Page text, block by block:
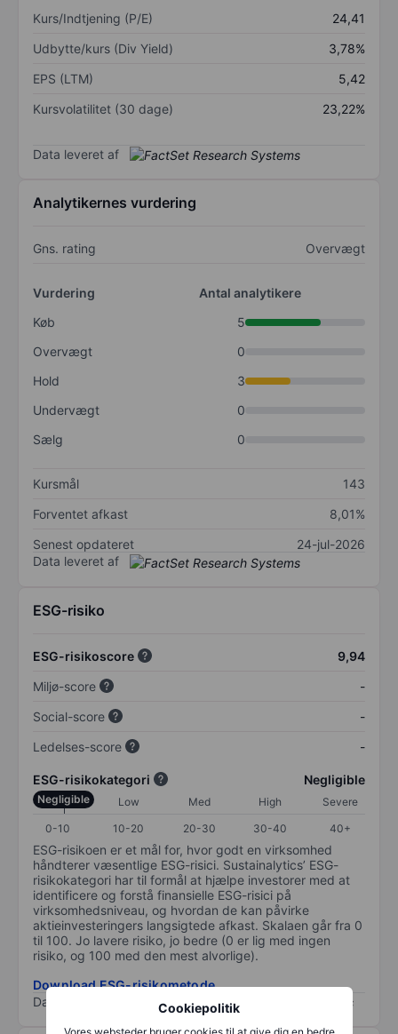
Cookiepolitik
Kurs/Indtjening (P/E)
24,41
Udbytte/kurs (Div Yield)
3,78%
EPS (LTM)
5,42
Kursvolatilitet (30 dage)
23,22%
Data leveret af
Analytikernes vurdering
Gns. rating Overvægt
Vurdering
Antal analytikere
Køb
5
Overvægt
0
Hold
3
Undervægt
0
Sælg
0
Kursmål
143
Forventet afkast
8,01%
Senest opdateret
24-jul-2026
Data leveret af
ESG-risiko
ESG-risikoscore
9,94
Miljø-score
-
Social-score
-
Ledelses-score
-
ESG-risikokategori Negligible
Negligible Low Med High
Severe
0-10
10-20 20-30 30-40 40+
ESG-risikoen er et mål for, hvor godt en virksomhed
håndterer væsentlige ESG-risici. Sustainalytics’ ESG-
risikokategori har til formål at hjælpe investorer med at
identificere og forstå finansielle ESG-risici på
virksomhedsniveau, og hvordan de kan påvirke
aktieinvesteringers langsigtede afkast. Skalaen går fra 0
til 100. Jo lavere risiko, jo bedre (0 er lig med ingen
risiko, og 100 med den mest alvorlige).
Download ESG-risikometode
Data provided by
/